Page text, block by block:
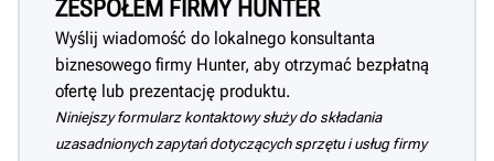
ZESPOŁEM FIRMY HUNTER
Wyślij wiadomość do lokalnego konsultanta
biznesowego firmy Hunter, aby otrzymać bezpłatną
ofertę lub prezentację produktu.
Niniejszy formularz kontaktowy służy do składania
uzasadnionych zapytań dotyczących sprzętu i usług firmy